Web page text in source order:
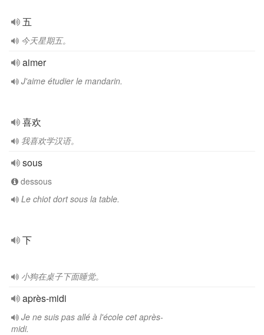
五
今天星期五。
aimer
J'aime étudier le mandarin.
喜欢
我喜欢学汉语。
sous
dessous
Le chiot dort sous la table.
下
小狗在桌子下面睡觉。
après-midi
Je ne suis pas allé à l'école cet après-
midi.